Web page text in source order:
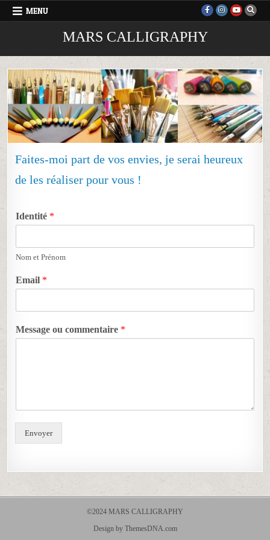
Skip
MENU
MARS CALLIGRAPHY
Faites-moi part de vos envies, je serai heureux
de les réaliser pour vous !
Identité *
Nom et Prénom
Email *
Message ou commentaire *
Envoyer
©2024 MARS CALLIGRAPHY
Design by ThemesDNA.com